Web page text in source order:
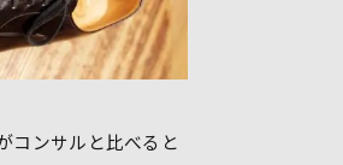
コンサルと比べると